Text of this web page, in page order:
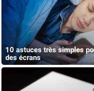
10 astuces très simples
des écrans